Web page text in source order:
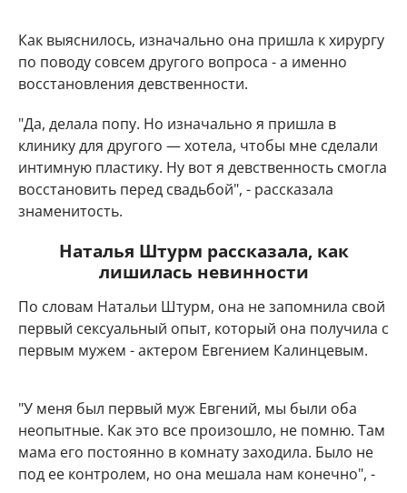
Как выяснилось, изначально она пришла к хирургу
по поводу совсем другого вопроса - а именно
восстановления девственности.
"Да, делала попу. Но изначально я пришла в
клинику для другого — хотела, чтобы мне сделали
интимную пластику. Ну вот я девственность смогла
восстановить перед свадьбой", - рассказала
знаменитость.
Наталья Штурм рассказала, как
лишилась невинности
По словам Натальи Штурм, она не запомнила свой
первый сексуальный опыт, который она получила с
первым мужем - актером Евгением Калинцевым.
"У меня был первый муж Евгений, мы были оба
неопытные. Как это все произошло, не помню. Там
мама его постоянно в комнату заходила. Было не
под ее контролем, но она мешала нам конечно", -